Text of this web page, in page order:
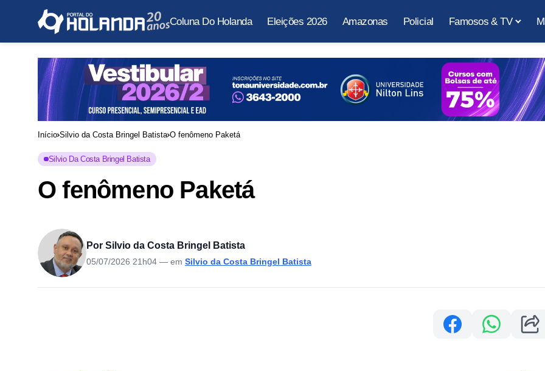
Coluna Do Holanda Eleições 2026 Amazonas Policial Famosos & TV
Início Silvio da Costa Bringel Batista O fenômeno Paketá
Silvio Da Costa Bringel Batista
O fenômeno Paketá
Por Silvio da Costa Bringel Batista
05/07/2026 21h04 — em Silvio da Costa Bringel Batista